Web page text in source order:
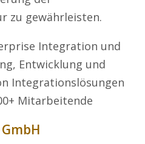
zu gewährleisten.
Integration und
Entwicklung und
Integrationslösungen
Mitarbeitende